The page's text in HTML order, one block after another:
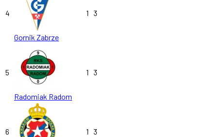
4
Gornik Zabrze
1 3
5
Radomiak Radom
1 3
6 1 3